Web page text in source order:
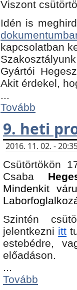
Viszont
Idén is
kapcsolatban
Gyártói
Akit érdekel,
...
Tovább
9. heti
2016. 11. 02. -
Csütörtökön
Csaba
Mindenkit
Szintén
jelentkezni itt
estebédre,
előadáson.
...
Tovább